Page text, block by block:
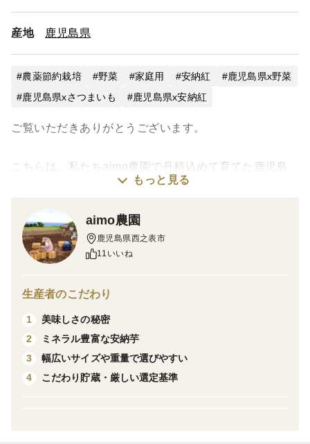
産地 鹿児島県
農薬節約栽培 野菜 家庭用 安納紅
鹿児島県x野菜
鹿児島県xさつまいも
鹿児島県x安納紅
ご覧いただきありがとうございます。
こちらは、私たちaimo農園で丹精込めて育てた鹿児島
県種子島産の安納芋です。専用の貯蔵庫で40日間以上、
ます。
種子島の気候と特有の土壌で育った安納芋は、絶品の甘
食物繊維、ビタミン、ミネラルが含まれており、健康や
美容にも大変適した食材です。
どうぞ、この機会にお楽しみください。
もっと見る
aimo農園
鹿児島県西之表市
11いいね
生産者のこだわり
1
美味しさの秘密
2
ミネラル豊富な安納芋
3
幅広いサイズや重量で選びやすい
4
こだわり貯蔵・厳しい選定基準